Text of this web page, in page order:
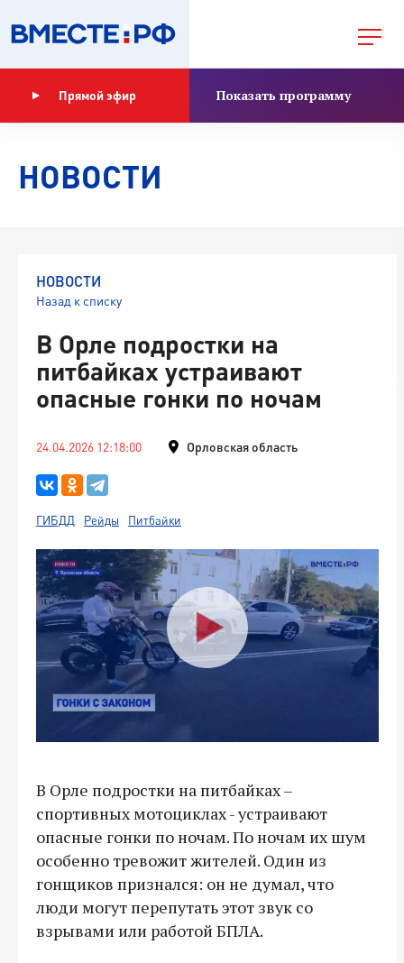
Прямой эфир Показать программу
НОВОСТИ
НОВОСТИ
Назад к списку
В Орле подростки на
питбайках устраивают
опасные гонки по ночам
24.04.2026 12:18:00 Орловская область
ГИБДД Рейды Питбайки
В Орле подростки на питбайках –
спортивных мотоциклах - устраивают
опасные гонки по ночам. По ночам их шум
особенно тревожит жителей. Один из
гонщиков признался: он не думал, что
люди могут перепутать этот звук со
взрывами или работой БПЛА.